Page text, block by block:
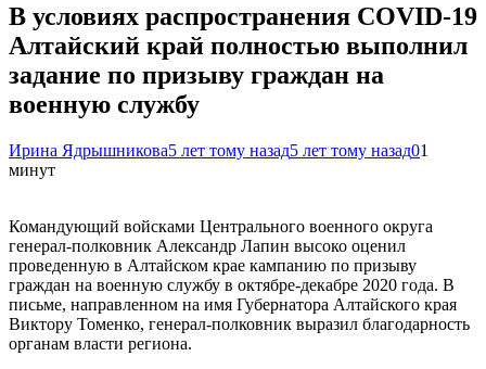
В условиях распространения COVID-19
Алтайский край полностью выполнил
задание по призыву граждан на
военную службу
Ирина Ядрышникова5 лет тому назад5 лет тому назад01
минут
Командующий войсками Центрального военного округа
генерал-полковник Александр Лапин высоко оценил
проведенную в Алтайском крае кампанию по призыву
граждан на военную службу в октябре-декабре 2020 года. В
письме, направленном на имя Губернатора Алтайского края
Виктору Томенко, генерал-полковник выразил благодарность
органам власти региона.